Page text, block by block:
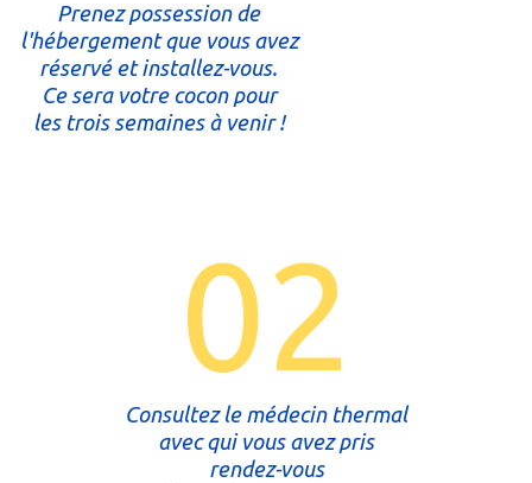
Prenez possession de
l'hébergement que vous avez
réservé et installez-vous.
Ce sera votre cocon pour
les trois semaines à venir !
02
Consultez le médecin thermal
avec qui vous avez pris
rendez-vous